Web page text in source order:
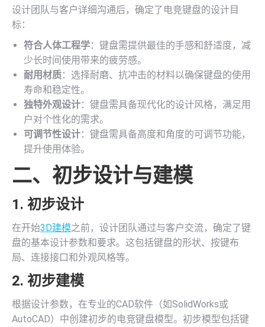
设计团队与客户详细沟通后，确定了电竞键盘的设计目
标：
符合人体工程学：键盘需提供最佳的手感和舒适度，减
少长时间使用带来的疲劳感。
耐用材质：选择耐磨、抗冲击的材料以确保键盘的使用
寿命和稳定性。
独特外观设计：键盘需具备现代化的设计风格，满足用
户对个性化的需求。
可调节性设计：键盘需具备高度和角度的可调节功能，
提升使用体验。
二、初步设计与建模
1. 初步设计
在开始3D建模之前，设计团队通过与客户交流，确定了键
盘的基本设计参数和要求。这包括键盘的形状、按键布
局、连接接口和外观风格等。
2. 初步建模
根据设计参数，在专业的CAD软件（如SolidWorks或
AutoCAD）中创建初步的电竞键盘模型。初步模型包括键